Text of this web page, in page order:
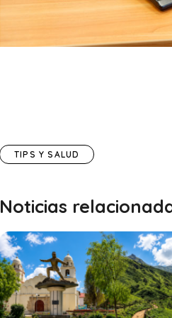
TIPS Y SALUD
Noticias